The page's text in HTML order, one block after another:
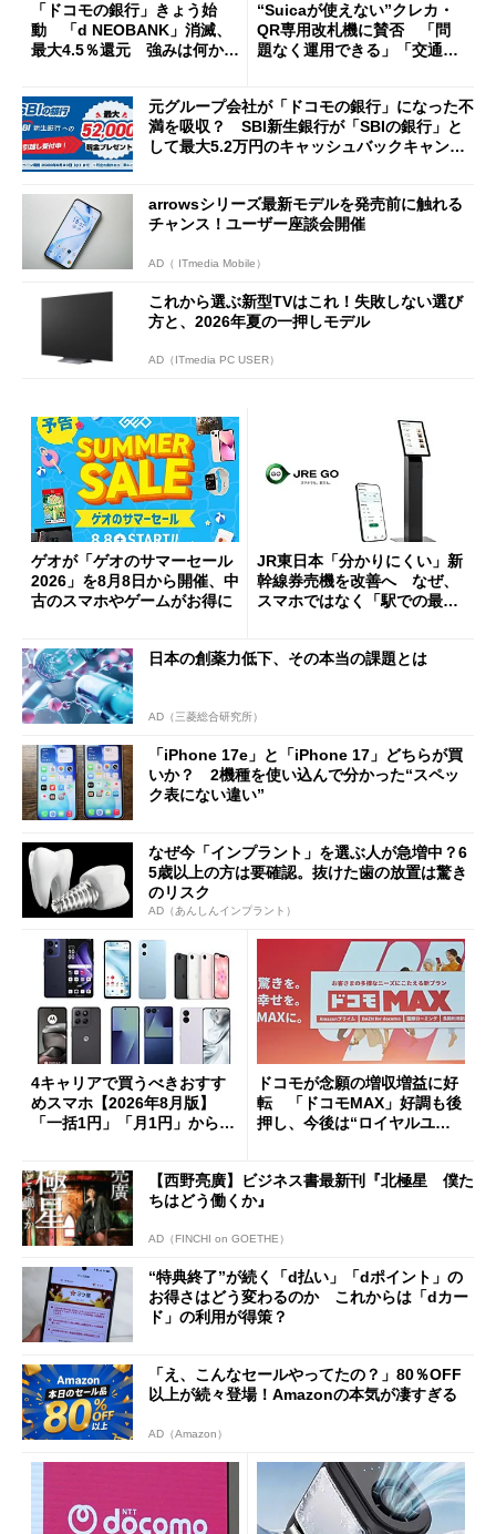
「ドコモの銀行」きょう始
動 「d NEOBANK」消滅、
最大4.5％還元 強みは何か解
“Suicaが使えない”クレカ・
QR専用改札機に賛否 「問
題なく運用できる」「交通系I
元グループ会社が「ドコモの銀行」になった不
満を吸収？ SBI新生銀行が「SBIの銀行」と
して最大5.2万円のキャッシュバックキャンペ
arrowsシリーズ最新モデルを発売前に触れる
チャンス！ユーザー座談会開催
AD（ ITmedia Mobile）
これから選ぶ新型TVはこれ！失敗しない選び
方と、2026年夏の一押しモデル
AD（ITmedia PC USER）
ゲオが「ゲオのサマーセール
2026」を8月8日から開催、中
古のスマホやゲームがお得に
JR東日本「分かりにくい」新
幹線券売機を改善へ なぜ、
スマホではなく「駅での最短
日本の創薬力低下、その本当の課題とは
AD（三菱総合研究所）
「iPhone 17e」と「iPhone 17」どちらが買
いか？ 2機種を使い込んで分かった“スペッ
ク表にない違い”
なぜ今「インプラント」を選ぶ人が急増中？6
5歳以上の方は要確認。抜けた歯の放置は驚き
のリスク
AD（あんしんインプラント）
4キャリアで買うべきおすす
めスマホ【2026年8月版】
「一括1円」「月1円」からお
ドコモが念願の増収増益に好
転 「ドコモMAX」好調も後
押し、今後は“ロイヤルユー
【西野亮廣】ビジネス書最新刊『北極星 僕た
ちはどう働くか』
AD（FINCHI on GOETHE）
“特典終了”が続く「d払い」「dポイント」の
お得さはどう変わるのか これからは「dカー
ド」の利用が得策？
「え、こんなセールやってたの？」80％OFF
以上が続々登場！Amazonの本気が凄すぎる
AD（Amazon）